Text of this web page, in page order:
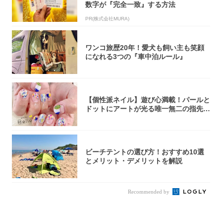
数字が『完全一致』する方法
PR(株式会社MURA)
ワンコ旅歴20年！愛犬も飼い主も笑顔
になれる3つの『車中泊ルール』
【個性派ネイル】遊び心満載！パールと
ドットにアートが光る唯一無二の指先が
ビーチテントの選び方！おすすめ10選
とメリット・デメリットを解説
Recommended by